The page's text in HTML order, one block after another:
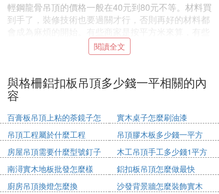
輕鋼龍骨吊頂的價格一般在40元到80元不等。材料買
到手了，裝修技術也要過關才行，否則再好的材料都
是按材料的板塊數來算，當然大部分還是按平方來算
了。(價格來源於網路，僅供參考。)
石膏板平棚吊頂大約40元(價格來源於網路，僅供參
考。);
石膏板平棚拉縫大約45元(價格來源於網路，僅供參
考。);
石膏板層級直線吊頂二級大約45元(價格來源於網
路，僅供參考。);
石膏板層級直線吊頂三級大約50元(價格來源於網
路，僅供參考。);
閱讀全文
與格柵鋁扣板吊頂多少錢一平相關的內
容
百膏板吊頂上粘的荼鏡子怎
麼固定
實木桌子怎麼刷油漆
吊頂工程屬於什麼工程
吊頂膠木板多少錢一平方
房屋吊頂需要什麼型號釘子
木工吊頂手工多少錢1平方
南潯實木地板批發怎麼樣
鋁扣板吊頂怎麼做最快
廚房吊頂換燈怎麼換
沙發背景牆怎麼裝飾實木